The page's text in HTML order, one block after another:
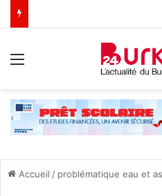
Accueil / problématique eau et